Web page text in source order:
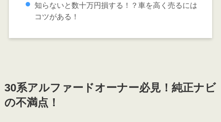
知らないと数十万円損する！？車を高く売るには
コツがある！
30系アルファードオーナー必見！ 純正ナビ
の不満点！